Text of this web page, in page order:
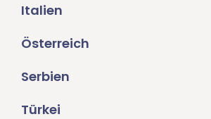
Italien
Österreich
Serbien
Türkei